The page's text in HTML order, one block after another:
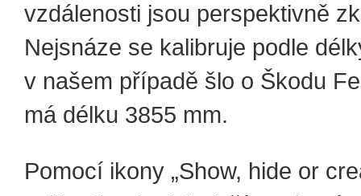
vzdálenosti jsou perspektivně
Nejsnáze se kalibruje podle
v našem případě šlo o Škodu
má délku 3855 mm.
Pomocí ikony „Show, hide or